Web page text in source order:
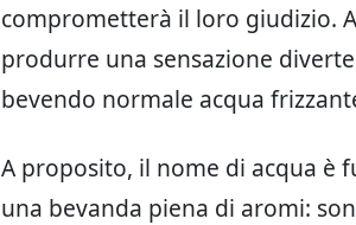
comprometterà il loro giudizio.
produrre una sensazione
bevendo normale acqua
A proposito, il nome di acqua è
una bevanda piena di aromi: